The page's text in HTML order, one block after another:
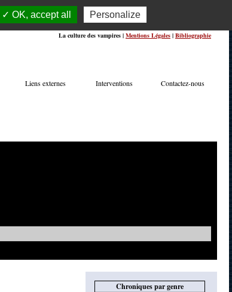
La culture des vampires | Mentions Légales | Bibliographie
Liens externes Interventions Contactez-nous
Chroniques par genre
✓ OK, accept all Personalize